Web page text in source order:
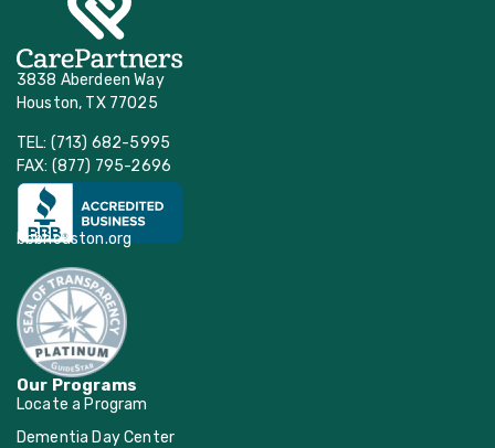
3838 Aberdeen Way
Houston, TX 77025
TEL: (713) 682-5995
FAX: (877) 795-2696
bbbhouston.org
Our Programs
Locate a Program
Dementia Day Center